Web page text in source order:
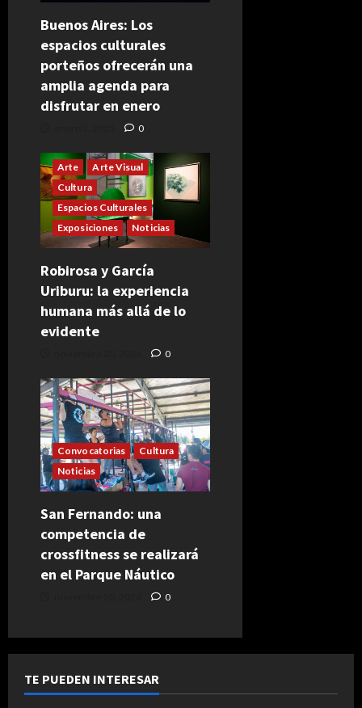
Buenos Aires: Los
espacios culturales
porteños ofrecerán una
amplia agenda para
disfrutar en enero
0
Arte
Arte Visual
Cultura
Espacios Culturales
Exposiciones
Noticias
Robirosa y García
Uriburu: la experiencia
humana más allá de lo
evidente
0
Convocatorias
Cultura
Noticias
San Fernando: una
competencia de
crossfitness se realizará
en el Parque Náutico
0
TE PUEDEN INTERESAR